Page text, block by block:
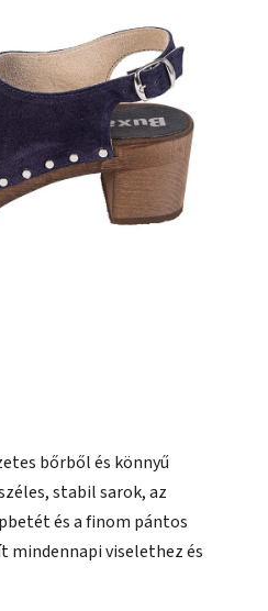
bőrből és könnyű
stabil sarok, az
és a finom pántos
viselethez és